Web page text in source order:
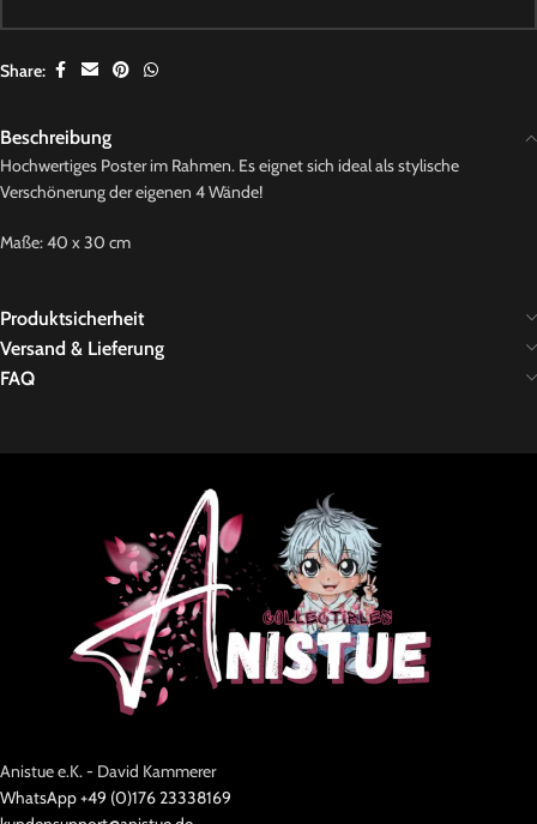
Share:
Beschreibung
Hochwertiges Poster im Rahmen. Es eignet sich ideal als stylische
Verschönerung der eigenen 4 Wände!
Maße: 40 x 30 cm
Produktsicherheit
Versand & Lieferung
FAQ
Anistue e.K. - David Kammerer
WhatsApp +49 (0)176 23338169